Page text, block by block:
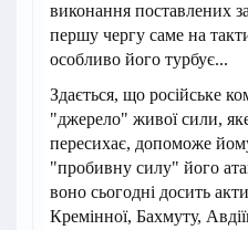
виконання поставлених
першу чергу саме на
особливо його турбує...
Здається, що російське
"джерело" живої сили,
пересихає, допоможе
"пробивну силу" його
воно сьогодні досить
Кремінної, Бахмуту,